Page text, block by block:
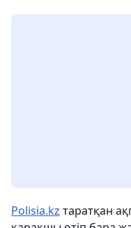
Polisia.kz таратқан